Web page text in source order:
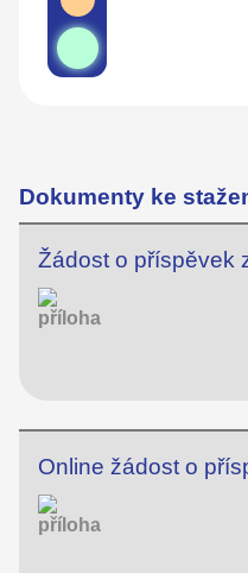
Dokumenty ke
Žádost o příspěvek
Online žádost o